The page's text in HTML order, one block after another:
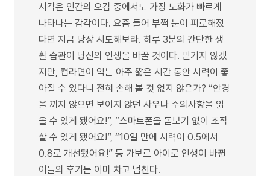
시각은 인간의 오감 중에서도 가장 노화가 빠르게
나타나는 감각이다. 요즘 들어 부쩍 눈이 피로해졌
다면 지금 당장 시도해보라. 하루 3분의 간단한 생
활 습관이 당신의 인생을 바꿀 것이다. 믿기지 않겠
지만, 컵라면이 익는 아주 짧은 시간 동안 시력이 좋
아질 수 있다니 전혀 손해 볼 것 없지 않은가? “안경
을 끼지 않으면 보이지 않던 사우나 주의사항을 읽
을 수 있게 됐어요!”, “스마트폰을 돋보기 없이 조작
할 수 있게 됐어요!”, “10일 만에 시력이 0.5에서
0.8로 개선됐어요!” 등 가보르 아이로 인생이 바뀐
이들의 후기는 이미 차고 넘친다.